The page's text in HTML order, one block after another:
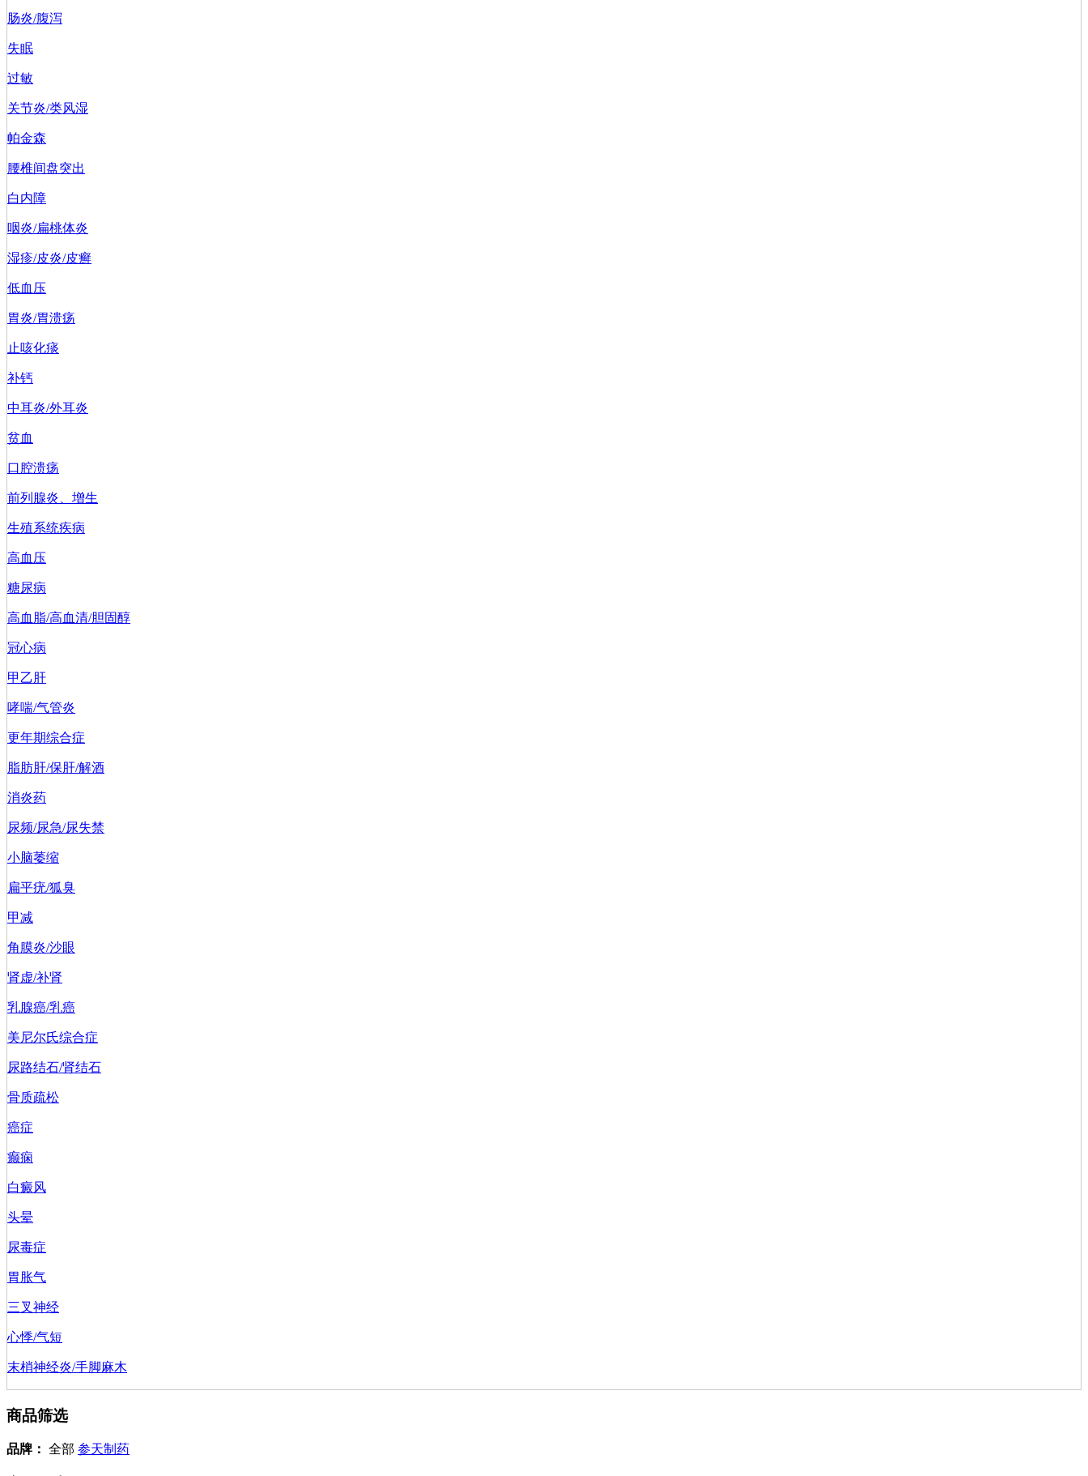
肠炎/腹泻
失眠
过敏
关节炎/类风湿
帕金森
腰椎间盘突出
白内障
咽炎/扁桃体炎
湿疹/皮炎/皮癣
低血压
胃炎/胃溃疡
止咳化痰
补钙
中耳炎/外耳炎
贫血
口腔溃疡
前列腺炎、增生
生殖系统疾病
高血压
糖尿病
高血脂/高血清/胆固醇
冠心病
甲乙肝
哮喘/气管炎
更年期综合症
脂肪肝/保肝/解酒
消炎药
尿频/尿急/尿失禁
小脑萎缩
扁平疣/狐臭
甲减
角膜炎/沙眼
肾虚/补肾
乳腺癌/乳癌
美尼尔氏综合症
尿路结石/肾结石
骨质疏松
癌症
癫痫
白癜风
头晕
尿毒症
胃胀气
三叉神经
心悸/气短
末梢神经炎/手脚麻木
商品筛选
品牌： 全部 参天制药